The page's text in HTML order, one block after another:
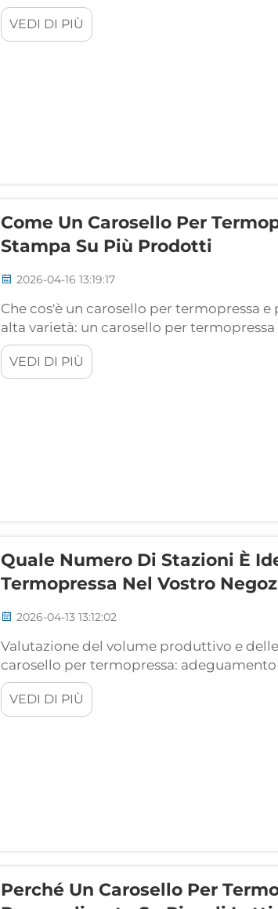
un’unica passata su grande formato. Le
costringono gli operatori a processare
creando...
VEDI DI PIÙ
Come Un Carosello Per
Stampa Su Più Prodotti
2026-04-16 13:19:17
Che cos'è un carosello per termopressa
alta varietà: un carosello per
consentendo la lavorazione simultanea
sequenzialità...
VEDI DI PIÙ
Quale Numero Di Stazioni È
Termopressa Nel Vostro
2026-04-13 13:12:02
Valutazione del volume produttivo e
carosello per termopressa:
settimanale, da piccoli lotti (100–500
unità). Scelta del numero corretto di
VEDI DI PIÙ
Perché Un Carosello Per